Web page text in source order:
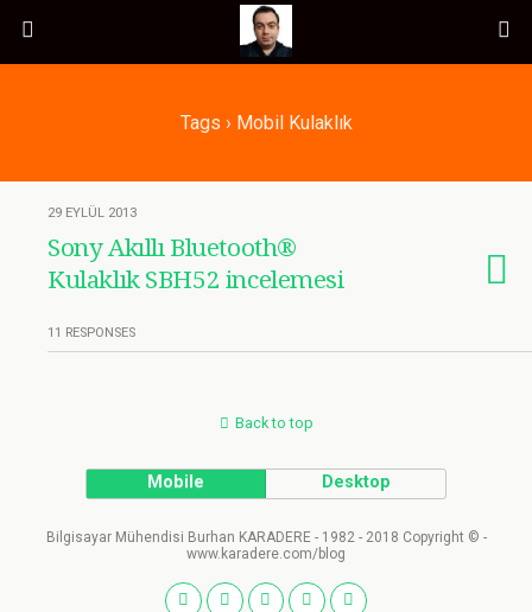
Tags › Mobil Kulaklık
29 EYLÜL 2013
Sony Akıllı Bluetooth®
Kulaklık SBH52 incelemesi
11 RESPONSES
Back to top
Mobile Desktop
Bilgisayar Mühendisi Burhan KARADERE - 1982 - 2018 Copyright © -
www.karadere.com/blog